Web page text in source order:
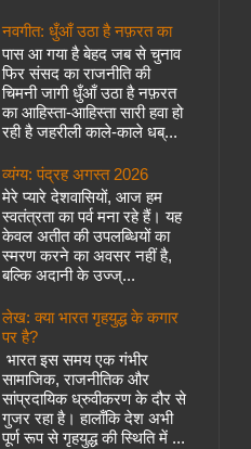
नवगीत: धुँआँ उठा है नफ़रत का
पास आ गया है बेहद जब से चुनाव
फिर संसद का राजनीति की
चिमनी जागी धुँआँ उठा है नफ़रत
का आहिस्ता-आहिस्ता सारी हवा हो
रही है जहरीली काले-काले धब्...
व्यंग्य: पंद्रह अगस्त 2026
मेरे प्यारे देशवासियों, आज हम
स्वतंत्रता का पर्व मना रहे हैं। यह
केवल अतीत की उपलब्धियों का
स्मरण करने का अवसर नहीं है,
बल्कि अदानी के उज्ज्...
लेख: क्या भारत गृहयुद्ध के कगार
पर है?
भारत इस समय एक गंभीर
सामाजिक, राजनीतिक और
सांप्रदायिक ध्रुवीकरण के दौर से
गुजर रहा है। हालाँकि देश अभी
पूर्ण रूप से गृहयुद्ध की स्थिति में ...